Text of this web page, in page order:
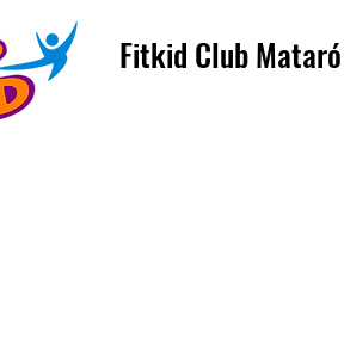
Fitkid Club Mataró